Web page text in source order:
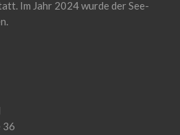
Im Jahr 2024 wurde der See-
36